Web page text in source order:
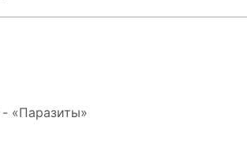
«Паразиты»